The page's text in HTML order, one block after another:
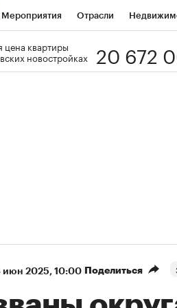
Мероприятия Отрасли
цена квартиры
новостройках
20 672
июн 2025, 10:00 Поделиться